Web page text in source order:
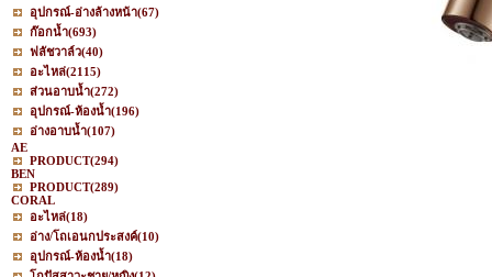
อุปกรณ์-อ่างล้างหน้า(67)
ก๊อกน้ำ(693)
ฟลัชวาล์ว(40)
อะไหล่(2115)
ส่วนอาบน้ำ(272)
อุปกรณ์-ห้องน้ำ(196)
อ่างอาบน้ำ(107)
AE
PRODUCT(294)
BEN
PRODUCT(289)
CORAL
อะไหล่(18)
อ่าง/โถเอนกประสงค์(10)
อุปกรณ์-ห้องน้ำ(18)